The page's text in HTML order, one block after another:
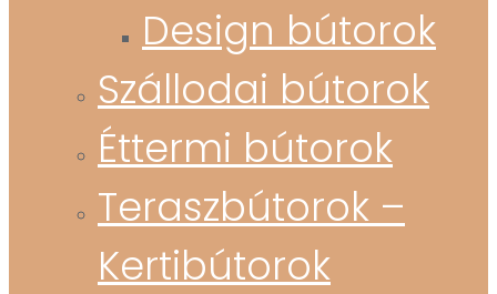
Design bútorok
Szállodai bútorok
Éttermi bútorok
Teraszbútorok –
Kertibútorok